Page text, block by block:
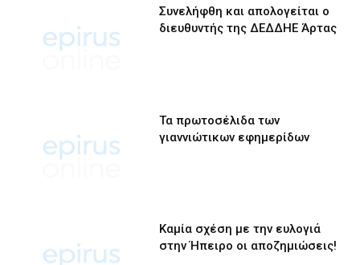
Συνελήφθη και απολογείται ο
διευθυντής της ΔΕΔΔΗΕ Άρτας
Τα πρωτοσέλιδα των
γιαννιώτικων εφημερίδων
Καμία σχέση με την ευλογιά
στην Ήπειρο οι αποζημιώσεις!